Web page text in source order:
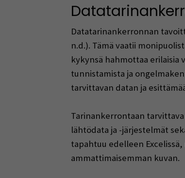
Datatarinankerronnan
n.d.). Tämä vaatii
kykynsä hahmottaa erilaisia
tunnistamista ja
tarvittavan datan ja
Tarinankerrontaan
lähtödata ja -järjestelmät
tapahtuu edelleen
ammattimaisemman kuvan.